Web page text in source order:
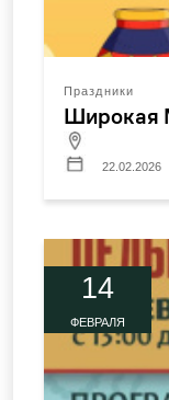
Праздники
Широкая
22.02.2026
14
ФЕВРАЛЯ